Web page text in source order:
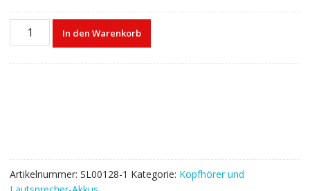
Akku
In den Warenkorb
Artikelnummer: SL00128-1 Kategorie: Kopfhörer und